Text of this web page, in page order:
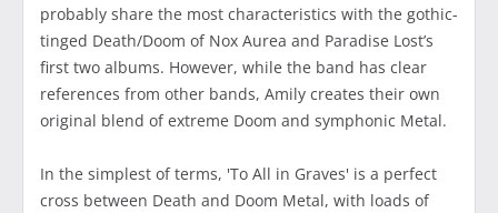
probably share the most characteristics with the gothic-
tinged Death/Doom of Nox Aurea and Paradise Lost’s
first two albums. However, while the band has clear
references from other bands, Amily creates their own
original blend of extreme Doom and symphonic Metal.
In the simplest of terms, 'To All in Graves' is a perfect
cross between Death and Doom Metal, with loads of